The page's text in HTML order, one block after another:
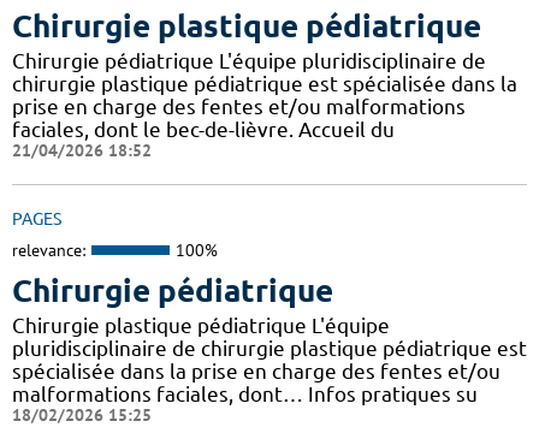
Chirurgie plastique pédiatrique
Chirurgie pédiatrique L'équipe pluridisciplinaire de
chirurgie plastique pédiatrique est spécialisée dans la
prise en charge des fentes et/ou malformations
faciales, dont le bec-de-lièvre. Accueil du
21/04/2026 18:52
PAGES
relevance: 100%
Chirurgie pédiatrique
Chirurgie plastique pédiatrique L'équipe
pluridisciplinaire de chirurgie plastique pédiatrique est
spécialisée dans la prise en charge des fentes et/ou
malformations faciales, dont… Infos pratiques su
18/02/2026 15:25